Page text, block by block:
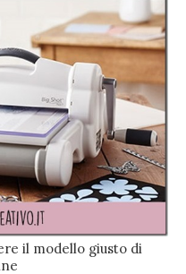
il modello giusto di